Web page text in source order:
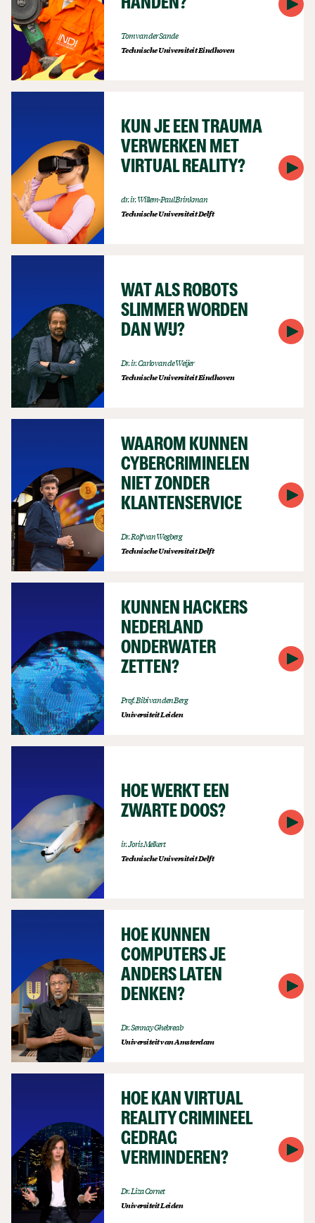
HANDEN?
Tom van der Sande
Technische Universiteit Eindhoven
KUN JE EEN TRAUMA
VERWERKEN MET
VIRTUAL REALITY?
dr. ir. Willem-Paul Brinkman
Technische Universiteit Delft
WAT ALS ROBOTS
SLIMMER WORDEN
DAN WIJ?
Dr. ir. Carlo van de Weijer
Technische Universiteit Eindhoven
WAAROM KUNNEN
CYBERCRIMINELEN
NIET ZONDER
KLANTENSERVICE
Dr. Rolf van Wegberg
Technische Universiteit Delft
KUNNEN HACKERS
NEDERLAND
ONDERWATER
ZETTEN?
Prof. Bibi van den Berg
Universiteit Leiden
HOE WERKT EEN
ZWARTE DOOS?
ir. Joris Melkert
Technische Universiteit Delft
HOE KUNNEN
COMPUTERS JE
ANDERS LATEN
DENKEN?
Dr. Sennay Ghebreab
Universiteit van Amsterdam
HOE KAN VIRTUAL
REALITY CRIMINEEL
GEDRAG
VERMINDEREN?
Dr. Liza Cornet
Universiteit Leiden